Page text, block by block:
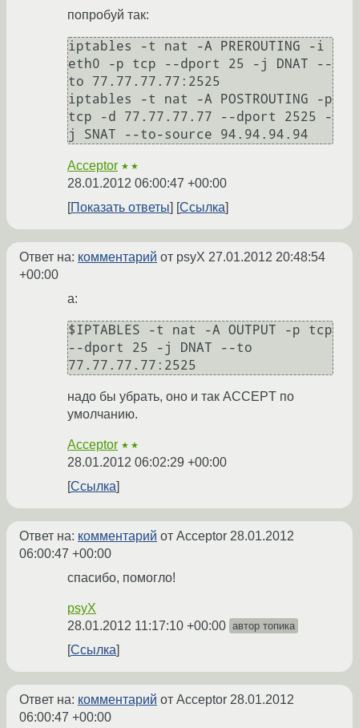
попробуй так:
iptables -t nat -A PREROUTING -i
eth0 -p tcp --dport 25 -j DNAT --
to 77.77.77.77:2525
iptables -t nat -A POSTROUTING -p
tcp -d 77.77.77.77 --dport 2525 -
j SNAT --to-source 94.94.94.94
Acceptor ★★
28.01.2012 06:00:47 +00:00
Показать ответы
Ссылка
Ответ на: комментарий от psyX 27.01.2012 20:48:54
+00:00
а:
$IPTABLES -t nat -A OUTPUT -p tcp
--dport 25 -j DNAT --to
77.77.77.77:2525
надо бы убрать, оно и так ACCEPT по
умолчанию.
Acceptor ★★
28.01.2012 06:02:29 +00:00
Ссылка
Ответ на: комментарий от Acceptor 28.01.2012
06:00:47 +00:00
спасибо, помогло!
psyX
28.01.2012 11:17:10 +00:00 автор топика
Ссылка
Ответ на: комментарий от Acceptor 28.01.2012
06:00:47 +00:00